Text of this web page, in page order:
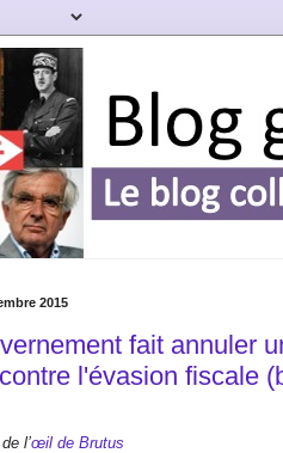
2015
fait annuler
l'évasion fiscale
l’œil de Brutus